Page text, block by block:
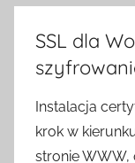
SSL dla
Instalacja
krok w
stronie WWW,